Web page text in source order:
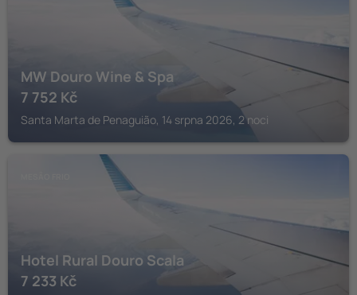
MW Douro Wine & Spa
7 752 Kč
Santa Marta de Penaguião, 14 srpna 2026, 2 noci
Hotel Rural Douro Scala
7 233 Kč